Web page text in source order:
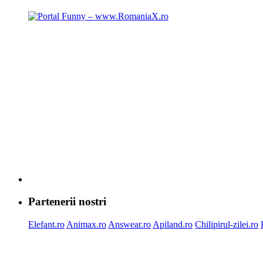
Partenerii nostri
Elefant.ro Animax.ro Answear.ro Apiland.ro Chilipirul-zilei.ro